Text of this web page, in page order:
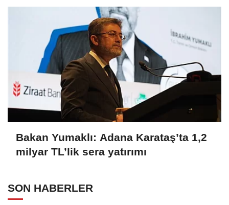
Bakan Yumaklı: Adana Karataş’ta 1,2
milyar TL’lik sera yatırımı
SON HABERLER